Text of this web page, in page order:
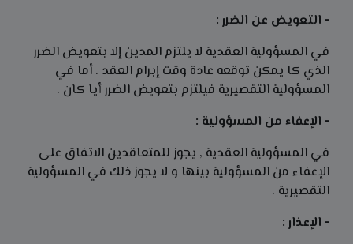
- التعويض عن الضرر :
في المسؤولية العقدية لا يلتزم المدين إلا بتعويض الضرر
الذي كا يمكن توقعه عادة وقت إبرام العقد . أما في
المسؤولية التقصيرية فيلتزم بتعويض الضرر أيا كان .
- الإعفاء من المسؤولية :
في المسؤولية العقدية , يجوز للمتعاقدين الاتفاق على
الإعفاء من المسؤولية بينها و لا يجوز ذلك في المسؤولية
التقصيرية .
- الإعذار :